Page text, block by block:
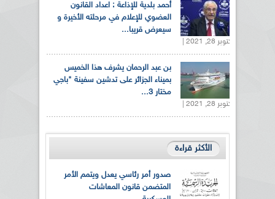
أحمد بلدية للإذاعة : اعداد القانون
العضوي للإعلام في مرحلته الأخيرة و
سيعرض قريبا...
أكتوبر 28, 2021 |
بن عبد الرحمان يشرف هذا الخميس
بميناء الجزائر على تدشين سفينة "باجي
مختار 3...
أكتوبر 28, 2021 |
الأكثر قراءة
صدور أمر رئاسي يعدل ويتمم الأمر
المتضمن قانون المعاشات